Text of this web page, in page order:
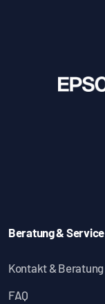
Beratung & Service
Kontakt & Beratung
FAQ